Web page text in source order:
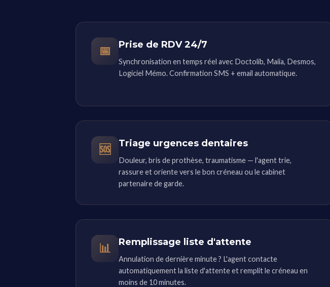
📅 Prise de RDV 24/7
Synchronisation en temps réel avec Doctolib, Maiia, Desmos,
Logiciel Mémo. Confirmation SMS + email automatique.
🆘 Triage urgences dentaires
Douleur, bris de prothèse, traumatisme — l'agent trie,
rassure et oriente vers le bon créneau ou le cabinet
partenaire de garde.
📊 Remplissage liste d'attente
Annulation de dernière minute ? L'agent contacte
automatiquement la liste d'attente et remplit le créneau en
moins de 10 minutes.